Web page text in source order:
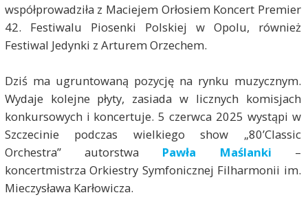
współprowadziła z Maciejem Orłosiem Koncert Premier
42. Festiwalu Piosenki Polskiej w Opolu, również
Festiwal Jedynki z Arturem Orzechem.
Dziś ma ugruntowaną pozycję na rynku muzycznym.
Wydaje kolejne płyty, zasiada w licznych komisjach
konkursowych i koncertuje. 5 czerwca 2025 wystąpi w
Szczecinie podczas wielkiego show „80’Classic
Orchestra” autorstwa Pawła Maślanki –
koncertmistrza Orkiestry Symfonicznej Filharmonii im.
Mieczysława Karłowicza.